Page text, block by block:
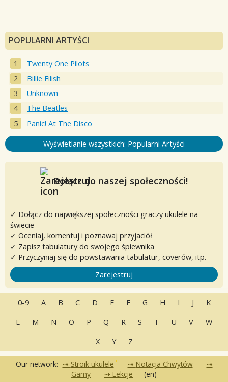
POPULARNI ARTYŚCI
Twenty One Pilots
Billie Eilish
Unknown
The Beatles
Panic! At The Disco
Wyświetlanie wszystkich: Popularni Artyści
Dołącz do naszej społeczności!
✓ Dołącz do największej społeczności graczy ukulele na
świecie
✓ Oceniaj, komentuj i poznawaj przyjaciół
✓ Zapisz tabulatury do swojego śpiewnika
✓ Przyczyniaj się do powstawania tabulatur, coverów, itp.
Zarejestruj
0-9 A B C D E F G H I J
K
L
M N O P Q R S T U V
W
X
Y Z
Our network: Stroik ukulele
Notacja Chwytów
Gamy
Lekcje (en)